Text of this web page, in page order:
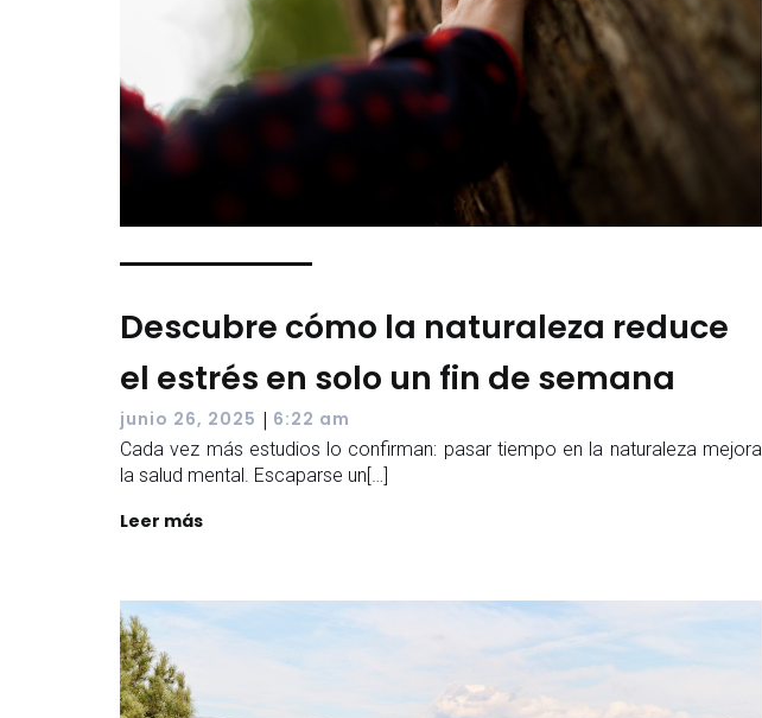
Descubre cómo la naturaleza reduce
el estrés en solo un fin de semana
junio 26, 2025 | 6:22 am
Cada vez más estudios lo confirman: pasar tiempo en la naturaleza mejora
la salud mental. Escaparse un[…]
Leer más